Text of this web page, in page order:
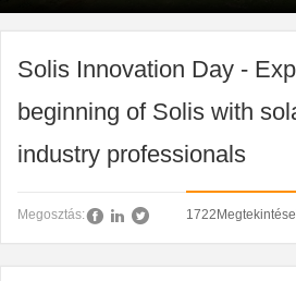
Solis Innovation Day -
beginning of Solis with
industry professionals
Megosztás: 1722